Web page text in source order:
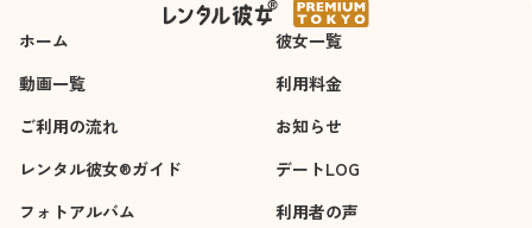
ホーム
彼女一覧
動画一覧
利用料金
ご利用の流れ
お知らせ
レンタル彼女®ガイド
デートLOG
フォトアルバム
利用者の声